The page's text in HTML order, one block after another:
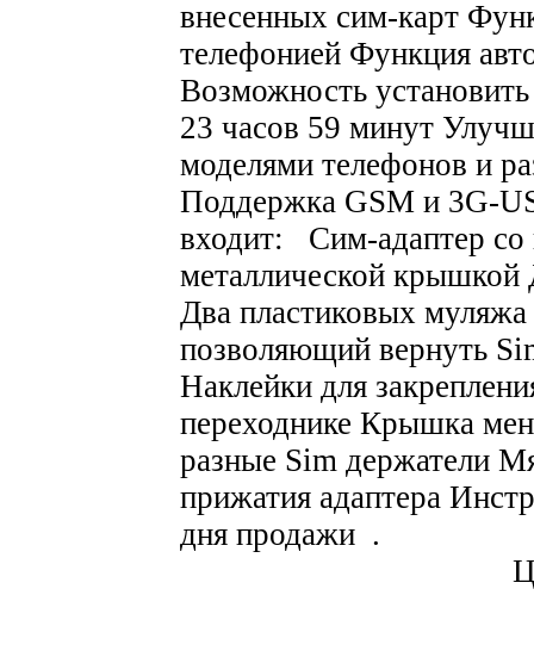
внесенных сим-карт
телефонией Функция
Возможность
23 часов 59 минут
моделями телефонов и
Поддержка GSM и 3G-
входит: Сим-адаптер
металлической крышкой
Два пластиковых
позволяющий вернуть
Наклейки для
переходнике Крышка
разные Sim держатели
прижатия адаптера
дня продажи .